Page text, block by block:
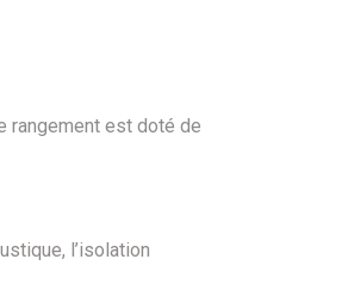
rangement est doté de
l’isolation